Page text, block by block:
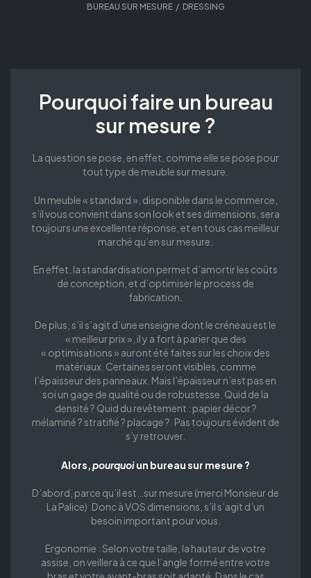
BUREAU SUR MESURE, DRESSING
Pourquoi faire un bureau
sur mesure ?
La question se pose, en effet, comme elle se pose pour
tout type de meuble sur mesure.
Un meuble « standard », disponible dans le commerce,
s’il vous convient dans son look et ses dimensions, sera
toujours une excellente réponse, et en tous cas meilleur
marché qu’en sur mesure.
En effet, la standardisation permet d’amortir les coûts
de conception, et d’optimiser le process de
fabrication.
De plus, s’il s’agit d’une enseigne dont le créneau est le
« meilleur prix », il y a fort à parier que des
« optimisations » auront été faites sur les choix des
matériaux. Certaines seront visibles, comme
l’épaisseur des panneaux. Mais l’épaisseur n’est pas en
soi un gage de qualité ou de robustesse. Quid de la
densité ? Quid du revêtement : papier décor ?
mélaminé ? stratifié ? placage ? Pas toujours évident de
s’y retrouver.
Alors,pourquoiun bureau sur mesure ?
D’abord, parce qu’il est…sur mesure (merci Monsieur de
La Palice) Donc à VOS dimensions, s’il s’agit d’un
besoin important pour vous.
Ergonomie : Selon votre taille, la hauteur de votre
assise, on veillera à ce que l’angle formé entre votre